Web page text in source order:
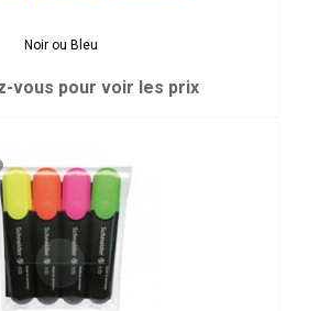
Noir ou Bleu
vous pour voir les prix